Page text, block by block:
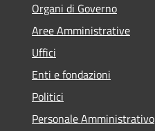
Organi di Governo
Aree Amministrative
Uffici
Enti e fondazioni
Politici
Personale Amministrativo